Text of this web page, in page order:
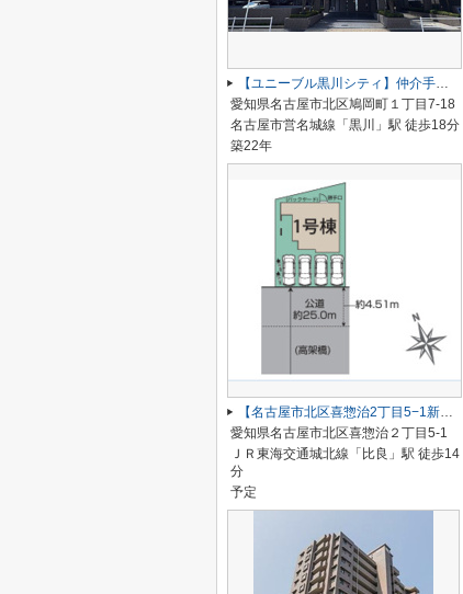
【ユニーブル黒川シティ】仲介手数料無料！城北小学校・北陵中学校
愛知県名古屋市北区鳩岡町１丁目7-18
名古屋市営名城線「黒川」駅 徒歩18分
築22年
【名古屋市北区喜惣治2丁目5−1新築戸建】仲介手数料無料！楠西小学校・楠中学校
愛知県名古屋市北区喜惣治２丁目5-1
ＪＲ東海交通城北線「比良」駅 徒歩14
分
予定